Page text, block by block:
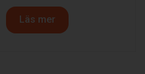
Läs mer